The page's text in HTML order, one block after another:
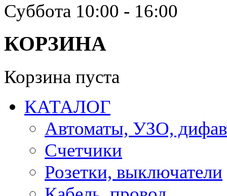
Суббота 10:00 - 16:00
КОРЗИНА
Корзина пуста
КАТАЛОГ
Автоматы, УЗО,
Счетчики
Розетки, выключатели